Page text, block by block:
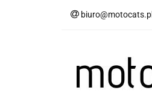
biuro@motocats.pl